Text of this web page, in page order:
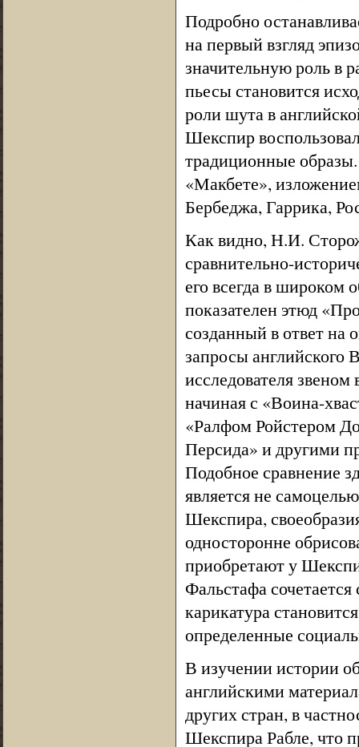
Подробно
на первый взгляд
значительную роль в
пьесы становится
роли шута в
Шекспир
традиционные
«Макбете»,
Бербеджа, Гаррика,
Как видно, Н.И.
сравнительно-
его всегда в широком
показателен этюд
созданный в ответ на
запросы английского
исследователя звеном
начиная с «Воина-
«Ралфом Ройстером
Персида» и другими
Подобное сравнение
является не
Шекспира,
односторонне
приобретают у
Фальстафа
карикатура
определенные
В изучении истории
английскими
других стран, в
Шекспира Рабле, что